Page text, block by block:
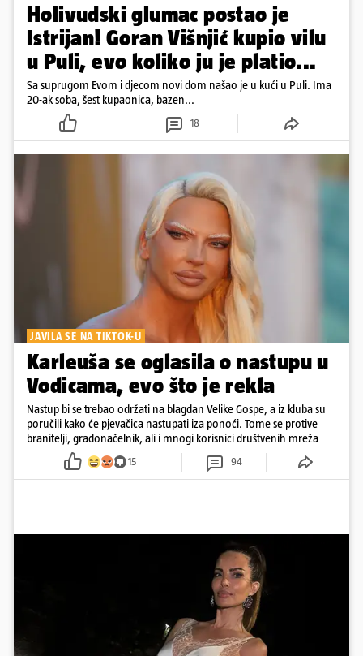
Holivudski glumac postao je
Istrijan! Goran Višnjić kupio vilu
u Puli, evo koliko ju je platio...
Sa suprugom Evom i djecom novi dom našao je u kući u Puli. Ima
20-ak soba, šest kupaonica, bazen...
18
JAVILA SE NA TIKTOK-U
Karleuša se oglasila o nastupu u
Vodicama, evo što je rekla
Nastup bi se trebao održati na blagdan Velike Gospe, a iz kluba su
poručili kako će pjevačica nastupati iza ponoći. Tome se protive
branitelji, gradonačelnik, ali i mnogi korisnici društvenih mreža
15 94